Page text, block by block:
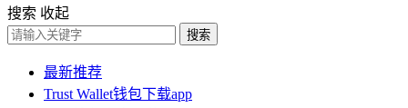
搜索 收起
搜索
最新推荐
Trust Wallet钱包下载app